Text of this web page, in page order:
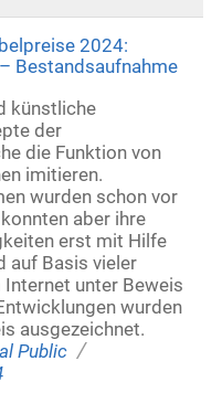
2024:
Bestandsaufnahme
künstliche
der
die Funktion von
imitieren.
wurden schon vor
aber ihre
erst mit Hilfe
auf Basis vieler
unter Beweis
wurden
ausgezeichnet.
Public /